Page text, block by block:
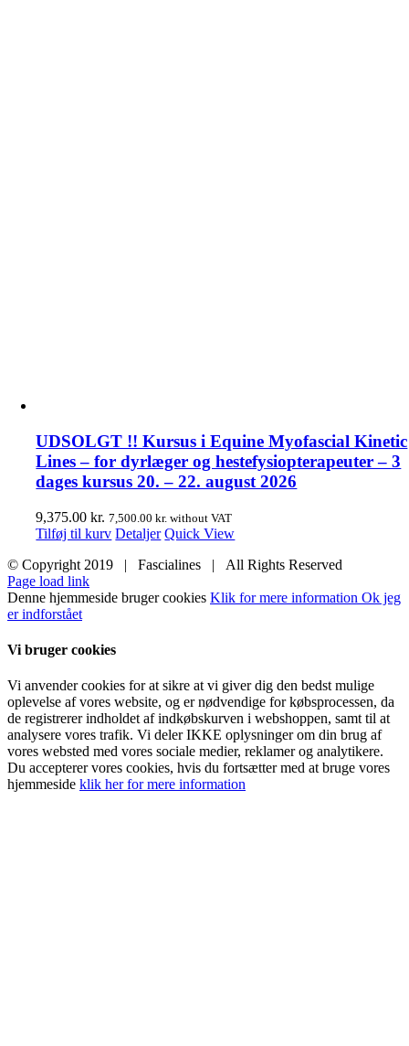
UDSOLGT !! Kursus i Equine Myofascial Kinetic
Lines – for dyrlæger og hestefysiopterapeuter – 3
dages kursus 20. – 22. august 2026
9,375.00kr. 7,500.00kr. without VAT
Tilføj til kurv Detaljer Quick View
© Copyright 2019 | Fascialines | All Rights Reserved
Page load link
Denne hjemmeside bruger cookies Klik for mere information Ok jeg
er indforstået
Vi bruger cookies
Vi anvender cookies for at sikre at vi giver dig den bedst mulige
oplevelse af vores website, og er nødvendige for købsprocessen, da
de registrerer indholdet af indkøbskurven i webshoppen, samt til at
analysere vores trafik. Vi deler IKKE oplysninger om din brug af
vores websted med vores sociale medier, reklamer og analytikere.
Du accepterer vores cookies, hvis du fortsætter med at bruge vores
hjemmeside klik her for mere information